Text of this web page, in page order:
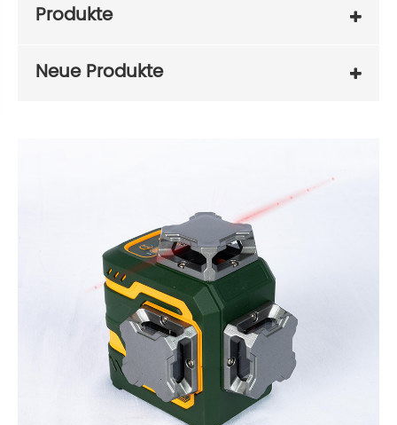
Produkte
Neue Produkte